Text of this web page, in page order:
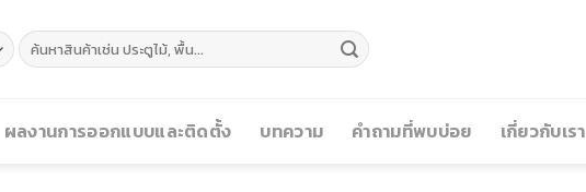
ค้นหา:
ผลงานการออกแบบและติดตั้ง บทความ คำถามที่พบบ่อย เกี่ยวกับเรา